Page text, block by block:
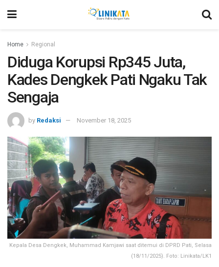
Home Regional
Diduga Korupsi Rp345 Juta,
Kades Dengkek Pati Ngaku Tak
Sengaja
by Redaksi November 18, 2025
Kepala Desa Dengkek, Muhammad Kamjawi saat ditemui di DPRD Pati, Selasa
(18/11/2025). Foto: Linikata/LK1